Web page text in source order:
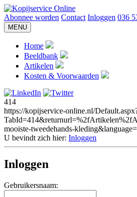
Abonnee worden Contact Inloggen 036
MENU
Home
Beeldbank
Artikelen
Kosten & Voorwaarden
414
https://kopijservice-online.nl/
mooiste-tweedehands-
U bevindt zich hier: Inloggen
Inloggen
Gebruikersnaam: